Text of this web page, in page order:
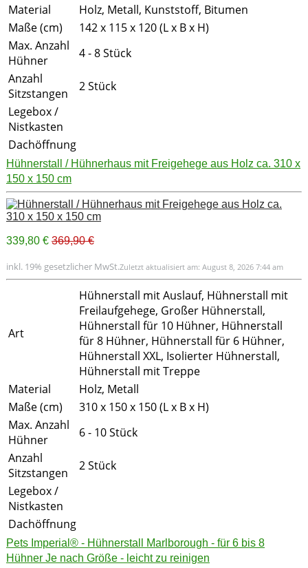
Material
Holz, Metall, Kunststoff, Bitumen
Maße (cm)
142 x 115 x 120 (L x B x H)
Max. Anzahl
Hühner
4 - 8 Stück
Anzahl
Sitzstangen
2 Stück
Legebox /
Nistkasten
Dachöffnung
Hühnerstall / Hühnerhaus mit Freigehege aus Holz ca. 310 x
150 x 150 cm
339,80 € 369,90 €
inkl. 19% gesetzlicher MwSt.Zuletzt aktualisiert am: August 8, 2026 7:44 am
Art
Hühnerstall mit Auslauf, Hühnerstall mit
Freilaufgehege, Großer Hühnerstall,
Hühnerstall für 10 Hühner, Hühnerstall
für 8 Hühner, Hühnerstall für 6 Hühner,
Hühnerstall XXL, Isolierter Hühnerstall,
Hühnerstall mit Treppe
Material
Holz, Metall
Maße (cm)
310 x 150 x 150 (L x B x H)
Max. Anzahl
Hühner
6 - 10 Stück
Anzahl
Sitzstangen
2 Stück
Legebox /
Nistkasten
Dachöffnung
Pets Imperial® - Hühnerstall Marlborough - für 6 bis 8
Hühner Je nach Größe - leicht zu reinigen